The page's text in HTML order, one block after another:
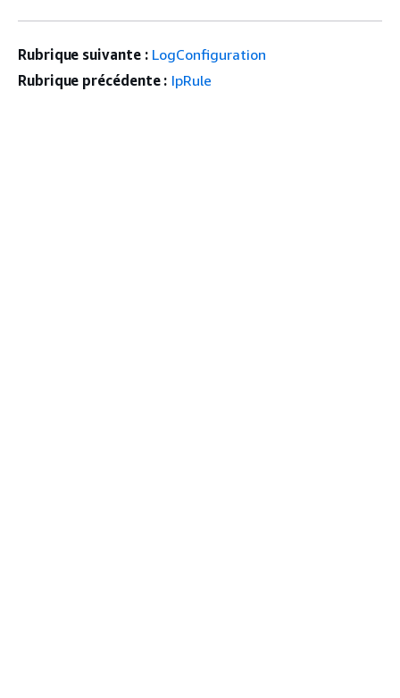
Rubrique suivante : LogConfiguration
Rubrique précédente : IpRule